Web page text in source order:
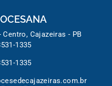
Centro, Cajazeiras - PB
1335
1335